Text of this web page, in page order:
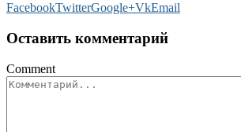
FacebookTwitterGoogle+VkEmail
Оставить комментарий
Comment